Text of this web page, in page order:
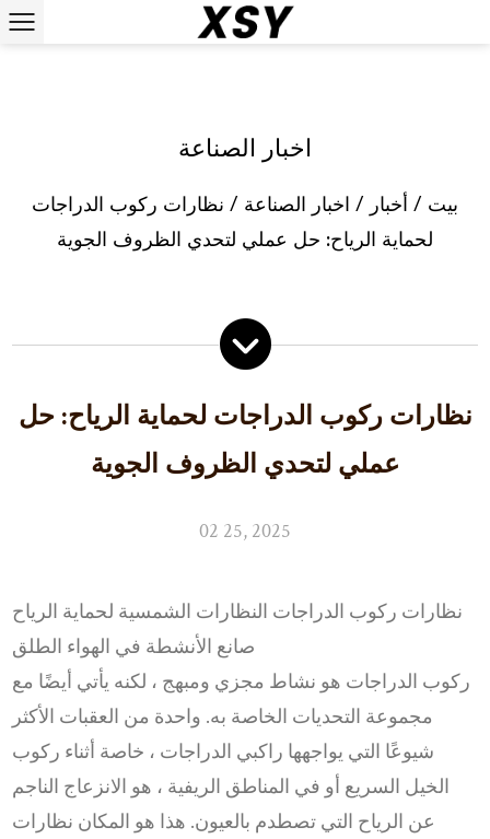
اخبار الصناعة
بيت / أخبار / اخبار الصناعة / نظارات ركوب الدراجات
لحماية الرياح: حل عملي لتحدي الظروف الجوية
نظارات ركوب الدراجات لحماية الرياح: حل
عملي لتحدي الظروف الجوية
02 25, 2025
نظارات ركوب الدراجات النظارات الشمسية لحماية الرياح
صانع الأنشطة في الهواء الطلق
ركوب الدراجات هو نشاط مجزي ومبهج ، لكنه يأتي أيضًا مع
مجموعة التحديات الخاصة به. واحدة من العقبات الأكثر
شيوعًا التي يواجهها راكبي الدراجات ، خاصة أثناء ركوب
الخيل السريع أو في المناطق الريفية ، هو الانزعاج الناجم
عن الرياح التي تصطدم بالعيون. هذا هو المكان نظارات